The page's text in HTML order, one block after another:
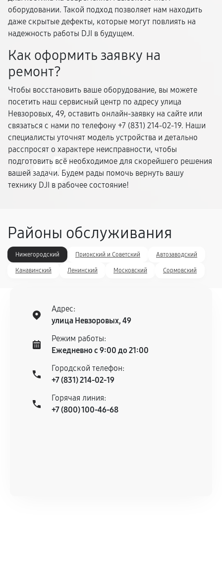
оборудовании. Такой подход позволяет нам находить
даже скрытые дефекты, которые могут повлиять на
надежность работы DJI в будущем.
Как оформить заявку на
ремонт?
Чтобы восстановить ваше оборудование, вы можете
посетить наш сервисный центр по адресу улица
Невзоровых, 49, оставить онлайн-заявку на сайте или
связаться с нами по телефону +7 (831) 214-02-19. Наши
специалисты уточнят модель устройства и детально
расспросят о характере неисправности, чтобы
подготовить всё необходимое для скорейшего решения
вашей задачи. Будем рады помочь вернуть вашу
технику DJI в рабочее состояние!
Районы обслуживания
Нижегородский Приокский и Советский Автозаводский
Канавинский Ленинский Московский Сормовский
Адрес:
улица Невзоровых, 49
Режим работы:
Ежедневно с 9:00 до 21:00
Городской телефон:
+7 (831) 214-02-19
Горячая линия:
+7 (800) 100-46-68